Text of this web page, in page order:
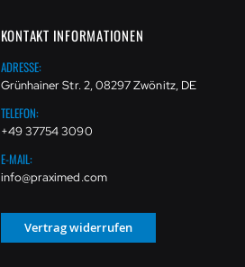
KONTAKT INFORMATIONEN
ADRESSE:
Grünhainer Str. 2, 08297 Zwönitz, DE
TELEFON:
+49 37754 3090
E-MAIL:
info@praximed.com
Vertrag widerrufen